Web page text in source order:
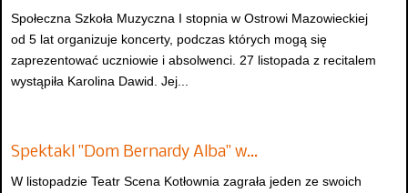
Społeczna Szkoła Muzyczna I stopnia w Ostrowi Mazowieckiej
od 5 lat organizuje koncerty, podczas których mogą się
zaprezentować uczniowie i absolwenci. 27 listopada z recitalem
wystąpiła Karolina Dawid. Jej...
Spektakl "Dom Bernardy Alba" w…
W listopadzie Teatr Scena Kotłownia zagrała jeden ze swoich